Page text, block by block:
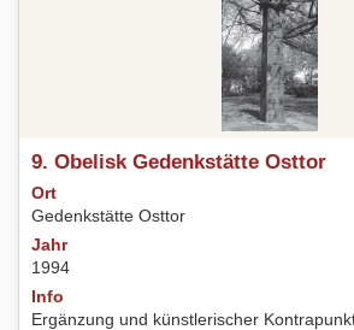
9. Obelisk Gedenkstätte Osttor
Ort
Gedenkstätte Osttor
Jahr
1994
Info
Ergänzung und künstlerischer